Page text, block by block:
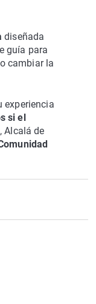
diseñada
guía para
cambiar la
experiencia
si el
Alcalá de